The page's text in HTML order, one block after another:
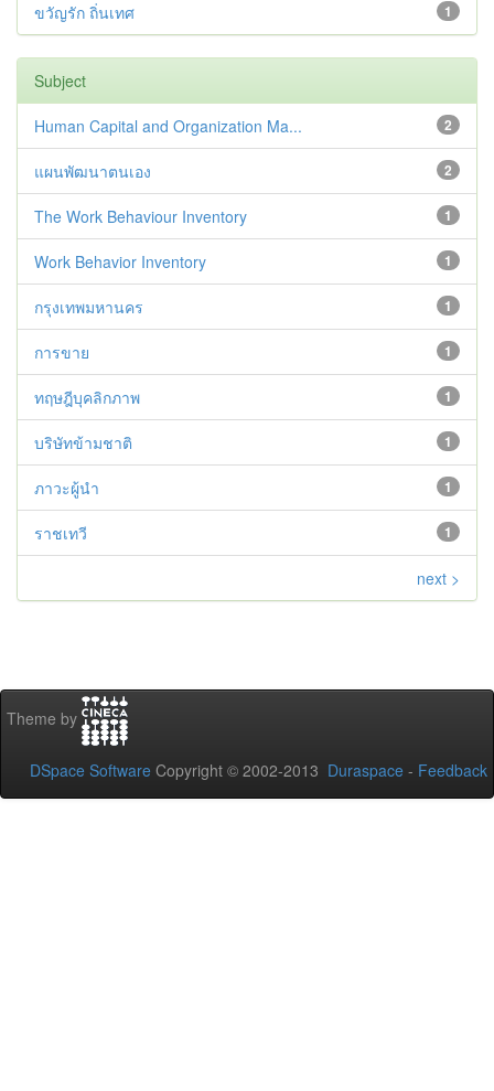
1
ขวัญรัก ถิ่นเทศ
Subject
2
Human Capital and Organization Ma...
2
แผนพัฒนาตนเอง
1
The Work Behaviour Inventory
1
Work Behavior Inventory
1
กรุงเทพมหานคร
1
การขาย
1
ทฤษฎีบุคลิกภาพ
1
บริษัทข้ามชาติ
1
ภาวะผู้นำ
1
ราชเทวี
next >
Theme by
DSpace Software Copyright © 2002-2013 Duraspace - Feedback